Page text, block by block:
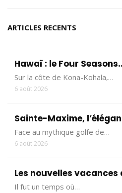
ARTICLES RECENTS
Hawaï : le Four
Sur la côte de Kona-Kohala,…
6 août 2026
Sainte-Maxime,
Face au mythique golfe de…
6 août 2026
Les nouvelles vacances
Il fut un temps où…